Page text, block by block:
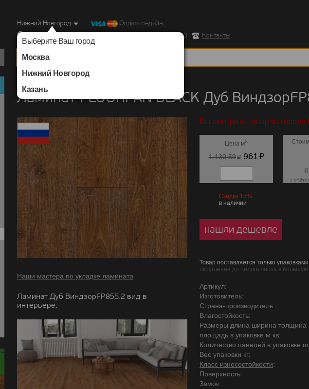
Нижний Новгород
Выберите Ваш город
Москва
Нижний Новгород
Казань
Оплата онлайн
г. Нижний Новгород, Ул. Республиканская д.43 корпус 3
Контакты
Ламинат FLOORPAN BLACK Дуб
Наши мастера по укладке ламината
Ламинат Дуб ВиндзорFP855.2 вид в
интерьере:
Вы смотрите товар из города
Цена м2
1 130.59p961 p
0
с
Скидка 15%
в наличии
нашли дешевле
Товар поставляется только
округление до целого числа в большую
Артикул:
Изготовитель:
Страна-производитель:
Влагостойкость:
Размеры длина ширина толщина
площадь в упаковке м кв:
Количество панелей в упаковке
Вес упаковки кг:
Класс износостойкости:
Поверхность:
Замок: